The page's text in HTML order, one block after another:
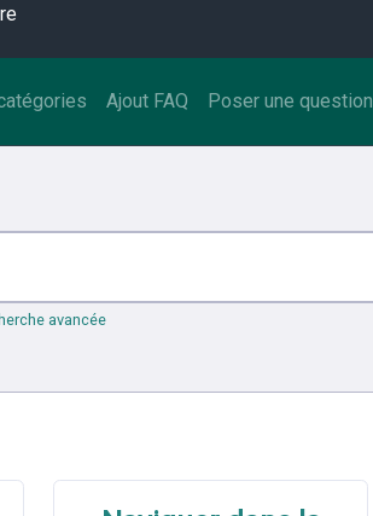
Ajout FAQ Poser une question
avancée